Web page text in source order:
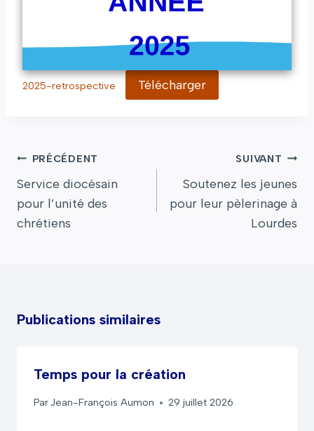
2025-retrospective Télécharger
Navigation
de
l’article
PRÉCÉDENT
Service diocésain
pour l’unité des
chrétiens
SUIVANT
Soutenez les jeunes
pour leur pèlerinage à
Lourdes
Publications similaires
Temps pour la création
ParJean-François Aumon 29 juillet 2026